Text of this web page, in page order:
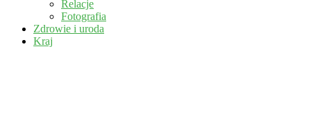
Relacje
Fotografia
Zdrowie i uroda
Kraj